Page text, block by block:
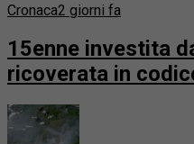
Cronaca2 giorni fa
15enne investita
ricoverata in